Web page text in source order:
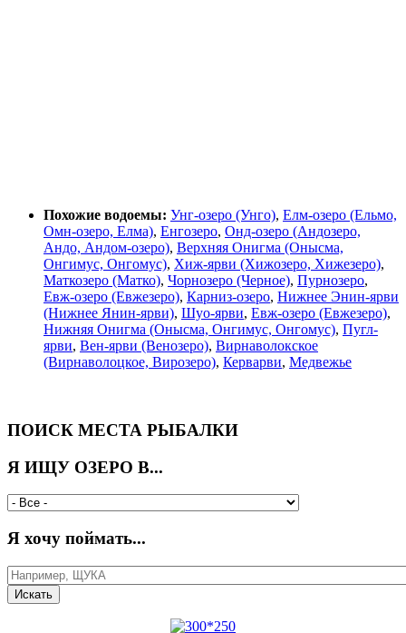
Похожие водоемы: Унг-озеро (Унго), Елм-озеро (Ельмо,
Омн-озеро, Елма), Енгозеро, Онд-озеро (Андозеро,
Андо, Андом-озеро), Верхняя Онигма (Онысма,
Онгимус, Онгомус), Хиж-ярви (Хижозеро, Хижезеро),
Маткозеро (Матко), Чорнозеро (Черное), Пурнозеро,
Евж-озеро (Евжезеро), Карниз-озеро, Нижнее Энин-ярви
(Нижнее Янин-ярви), Шуо-ярви, Евж-озеро (Евжезеро),
Нижняя Онигма (Онысма, Онгимус, Онгомус), Пугл-
ярви, Вен-ярви (Венозеро), Вирнаволокское
(Вирнаволоцкое, Вирозеро), Керварви, Медвежье
ПОИСК МЕСТА РЫБАЛКИ
Я ИЩУ ОЗЕРО В...
Я хочу поймать...